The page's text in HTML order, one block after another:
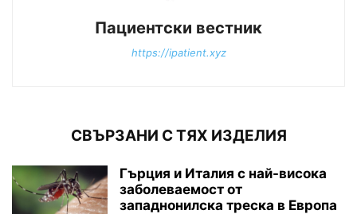
Пациентски вестник
https://ipatient.xyz
СВЪРЗАНИ С ТЯХ ИЗДЕЛИЯ
Гърция и Италия с най-висока
заболеваемост от
западнонилска треска в Европа